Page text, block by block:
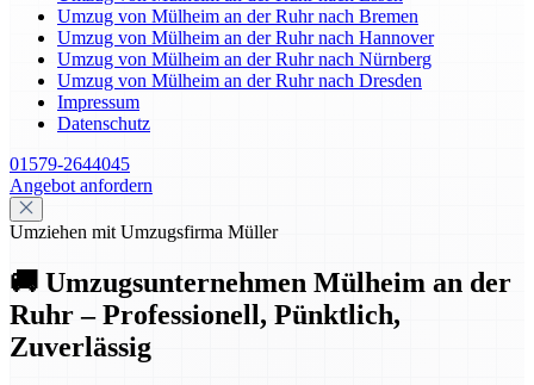
Umzug von Mülheim an der Ruhr nach Bremen
Umzug von Mülheim an der Ruhr nach Hannover
Umzug von Mülheim an der Ruhr nach Nürnberg
Umzug von Mülheim an der Ruhr nach Dresden
Impressum
Datenschutz
01579-2644045
Angebot anfordern
Umziehen mit Umzugsfirma Müller
🚚 Umzugsunternehmen Mülheim an der
Ruhr – Professionell, Pünktlich,
Zuverlässig